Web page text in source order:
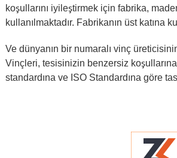
koşullarını iyileştirmek için fabrika,
kullanılmaktadır. Fabrikanın üst katına
Ve dünyanın bir numaralı vinç
Vinçleri, tesisinizin benzersiz
standardına ve ISO Standardına göre